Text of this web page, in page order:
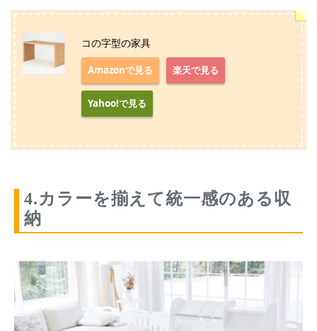
コの字型の家具
Amazonで見る 楽天で見る
Yahoo!で見る
4.カラーを揃えて統一感のある収
納